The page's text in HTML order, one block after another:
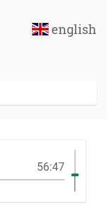
english
56:47